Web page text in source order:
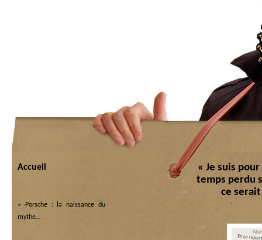
Accueil
« Je suis
temps perdu
ce
«Porsche : la naissance du
mythe…